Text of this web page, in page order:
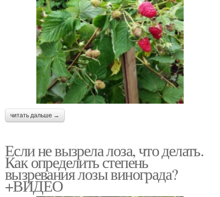
читать дальше →
Если не вызрела лоза, что делать.
Как определить степень
вызревания лозы винограда?
+ВИДЕО